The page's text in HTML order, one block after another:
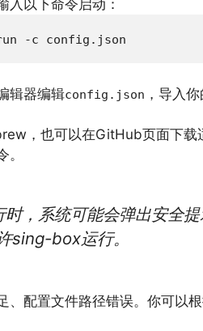
入以下命令启动：
辑器编辑config.json ，导入
，也可以在GitHub页面下载
时，系统可能会弹出安全
sing-box运行。
、配置文件路径错误。你可以